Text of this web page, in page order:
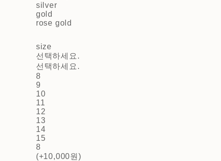
silver
gold
rose gold
size
선택하세요.
선택하세요.
8
9
10
11
12
13
14
15
8
(+10,000원)